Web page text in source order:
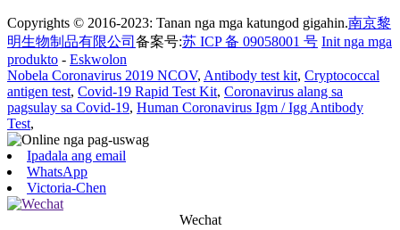
Copyrights © 2016-2023: Tanan nga mga katungod gigahin.南京黎
明生物制品有限公司 备案号:苏 ICP 备 09058001 号 Init nga mga
produkto - Eskwolon
Nobela Coronavirus 2019 NCOV, Antibody test kit, Cryptococcal
antigen test, Covid-19 Rapid Test Kit, Coronavirus alang sa
pagsulay sa Covid-19, Human Coronavirus Igm / Igg Antibody
Test,
Ipadala ang email
WhatsApp
Victoria-Chen
Wechat